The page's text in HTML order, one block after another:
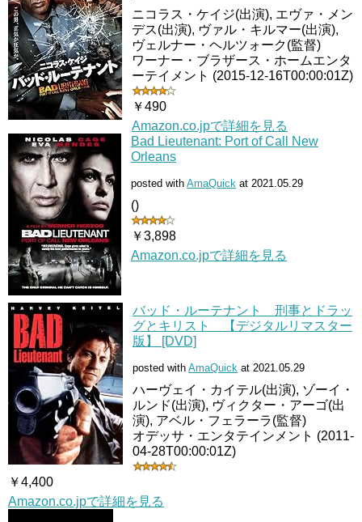
ニコラス・ケイジ(出演), エヴァ・メン
デス(出演), ヴァル・キルマー(出演),
ヴェルナー・ヘルツォーク(監督)
ワーナー・ブラザース・ホームエンタ
ーテイメント (2015-12-16T00:00:01Z)
￥490
Amazon.co.jpで詳細を見る
Bad Lieutenant: Port of Call New
Orleans
posted with AmaQuick at 2021.05.29
()
￥3,898
Amazon.co.jpで詳細を見る
バッド・ルーテナント 刑事とドラッ
グとキリスト 【デジタルリマスター
版】 [DVD]
posted with AmaQuick at 2021.05.29
ハーヴェイ・カイテル(出演), ゾーイ・
ルンド(出演), ヴィクター・アーゴ(出
演), アベル・フェラーラ(監督)
オデッサ・エンタテインメント (2011-
04-28T00:00:01Z)
￥4,400
Amazon.co.jpで詳細を見る